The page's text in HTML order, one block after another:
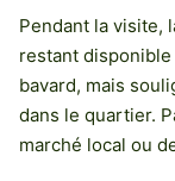
Pendant la visite,
restant
bavard, mais
dans le quartier.
marché local ou